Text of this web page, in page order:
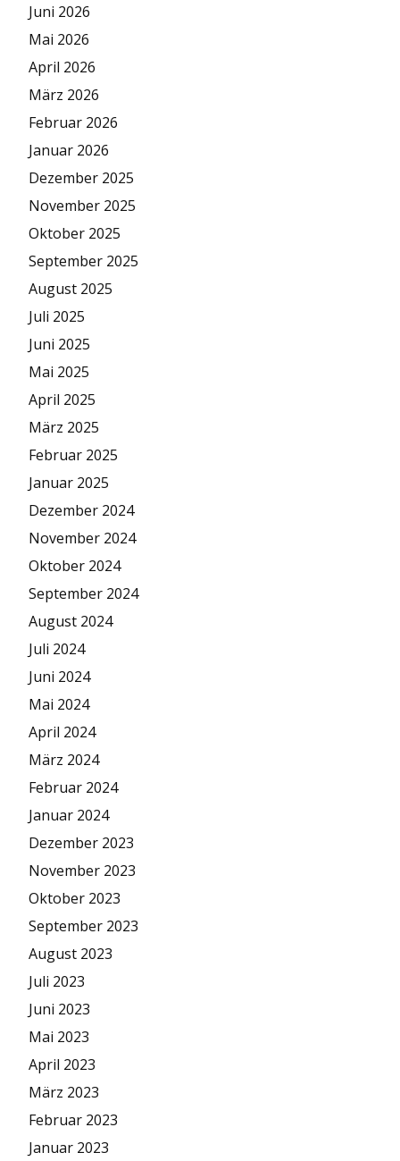
Juni 2026
Mai 2026
April 2026
März 2026
Februar 2026
Januar 2026
Dezember 2025
November 2025
Oktober 2025
September 2025
August 2025
Juli 2025
Juni 2025
Mai 2025
April 2025
März 2025
Februar 2025
Januar 2025
Dezember 2024
November 2024
Oktober 2024
September 2024
August 2024
Juli 2024
Juni 2024
Mai 2024
April 2024
März 2024
Februar 2024
Januar 2024
Dezember 2023
November 2023
Oktober 2023
September 2023
August 2023
Juli 2023
Juni 2023
Mai 2023
April 2023
März 2023
Februar 2023
Januar 2023